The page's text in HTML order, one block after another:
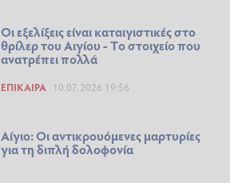
Οι εξελίξεις είναι καταιγιστικές στο
θρίλερ του Αιγίου - Tο στοιχείο που
ανατρέπει πολλά
ΕΠΊΚΑΙΡΑ 10.07.2026 19:56
Αίγιο: Οι αντικρουόμενες μαρτυρίες
για τη διπλή δολοφονία